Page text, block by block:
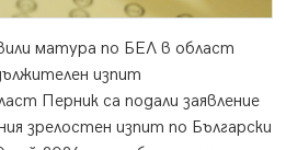
матура по БЕЛ в област
изпит
Перник са подали заявление
зрелостен изпит по Български